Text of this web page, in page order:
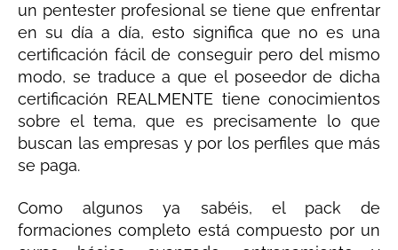
un pentester profesional se tiene que enfrentar
en su día a día, esto significa que no es una
certificación fácil de conseguir pero del mismo
modo, se traduce a que el poseedor de dicha
certificación REALMENTE tiene conocimientos
sobre el tema, que es precisamente lo que
buscan las empresas y por los perfiles que más
se paga.
Como algunos ya sabéis, el pack de
formaciones completo está compuesto por un